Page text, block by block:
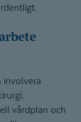
involvera
vårdplan och